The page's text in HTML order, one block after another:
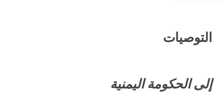
التوصيات
إلى الحكومة اليمنية